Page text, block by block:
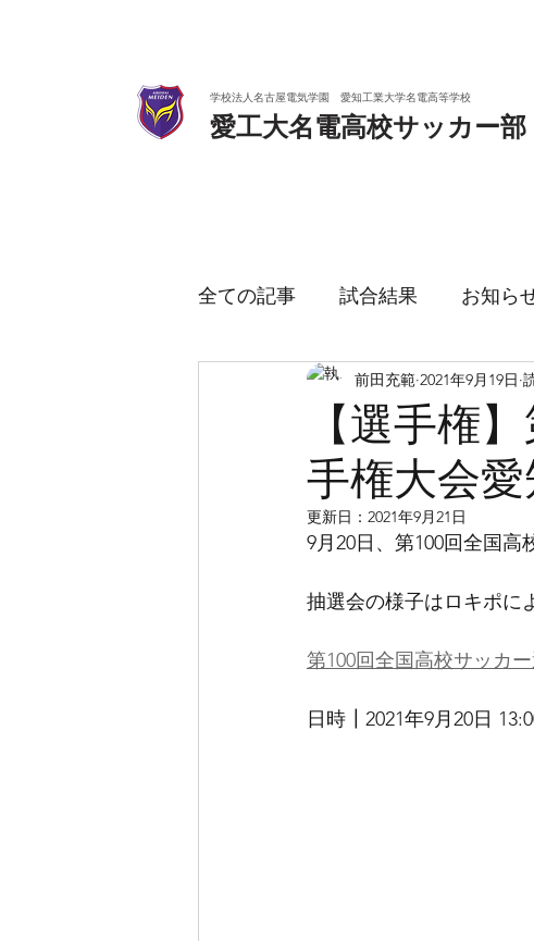
学校法人名古屋電気学園 愛知工業大学名電高等学校
愛工大名電高校サッカー部
全ての記事 試合結果 お知ら
【選手権
手権大会
前田充範 2021年9月19日
更新日： 2021年9月21日
9月20日、第100回全国高
抽選会の様子はロキポに
第100回全国高校サッカ
日時┃2021年9月20日